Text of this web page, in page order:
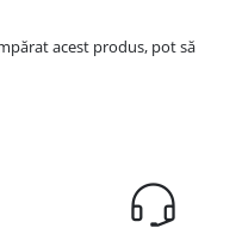
acest produs, pot să